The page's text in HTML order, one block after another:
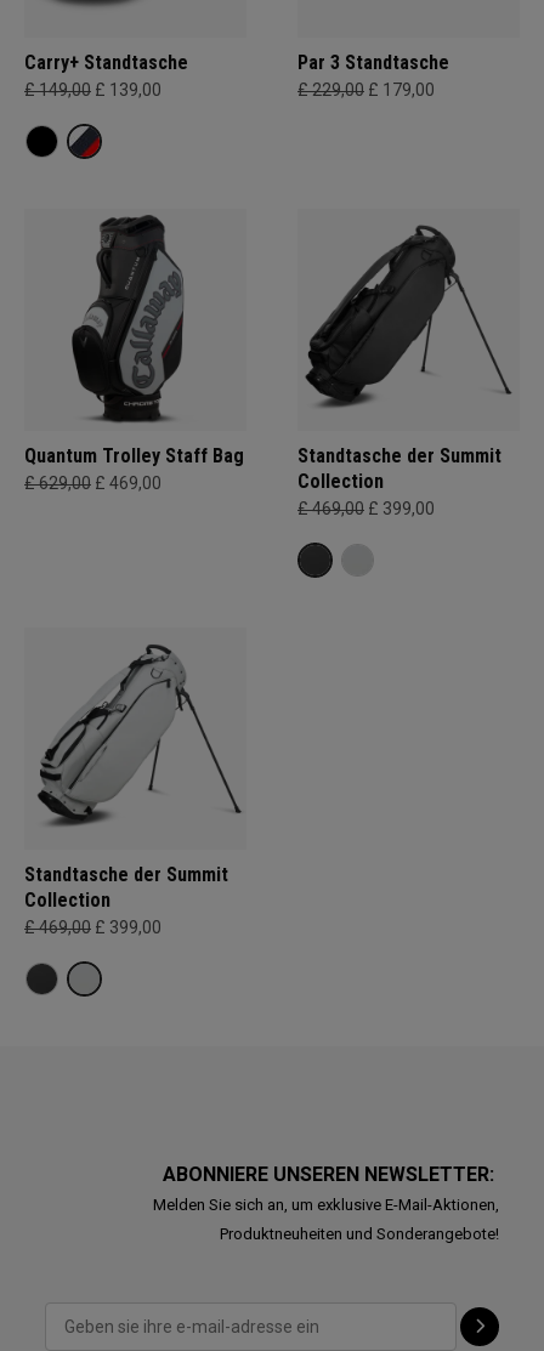
Carry+ Standtasche
£ 149,00 £ 139,00
Par 3 Standtasche
£ 229,00 £ 179,00
Quantum Trolley Staff Bag
£ 629,00 £ 469,00
Standtasche der Summit
Collection
£ 469,00 £ 399,00
Standtasche der Summit
Collection
£ 469,00 £ 399,00
ABONNIERE UNSEREN NEWSLETTER:
Melden Sie sich an, um exklusive E-Mail-Aktionen,
Produktneuheiten und Sonderangebote!